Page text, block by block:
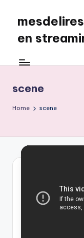
content
en
:
et
complet
français
scene
Home scene